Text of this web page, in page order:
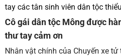
tay các tân sinh viên dân tộc
Cô gái dân tộc Mông được
thư tay cảm ơn
Nhân vật chính của Chuyến xe